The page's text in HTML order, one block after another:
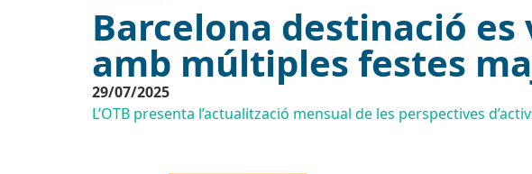
Barcelona destinació
amb múltiples festes
29/07/2025
L’OTB presenta l’actualització mensual de les perspectives